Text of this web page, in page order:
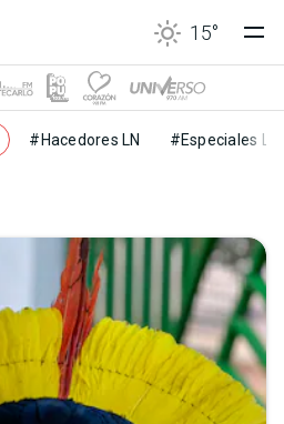
15°
#Hacedores LN #Especiales LN